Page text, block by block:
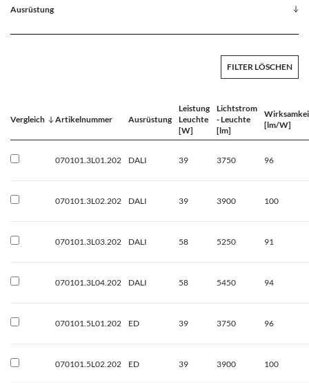
Ausrüstung
FILTER LÖSCHEN
Vergleich Artikelnummer Ausrüstung
Leistung
Leuchte
[W]
Lichtstrom
- Leuchte
[lm]
[lm/W]
070101.3L01.202 DALI 39 3750 96
070101.3L02.202 DALI 39 3900 100
070101.3L03.202 DALI 58 5250 91
070101.3L04.202 DALI 58 5450 94
070101.5L01.202 ED 39 3750 96
070101.5L02.202 ED 39 3900 100